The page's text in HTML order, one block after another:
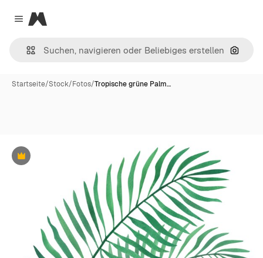
Close menu
Magnific
Nach
Startseite/Stock/Fotos/Tropische grüne Palm…
Premium